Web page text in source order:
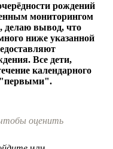
рождений
мониторингом
делаю вывод, что
ниже указанной
Все дети,
календарного
"первыми".
оценить